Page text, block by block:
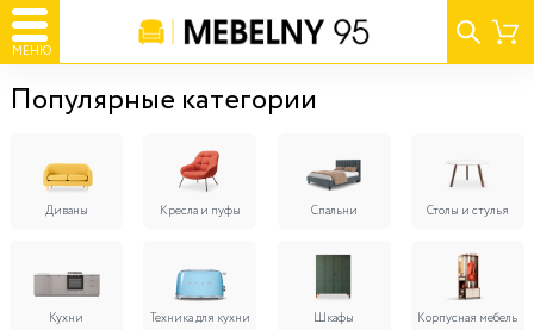
МЕНЮ
Популярные категории
Диваны Кресла и пуфы Спальни Столы и стулья
Кухни Техника для кухни Шкафы Корпусная мебель